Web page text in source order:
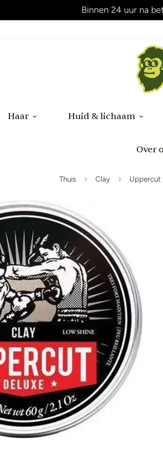
Binnen 24 uur na
Haar Huid & lichaam
Over
Thuis Clay Uppercut